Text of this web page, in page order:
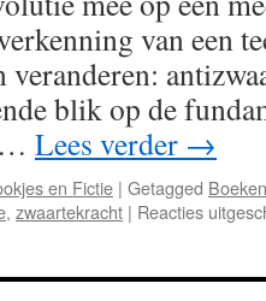
van een
veranderen:
blik op de
… Lees verder →
en Fictie | Getagged
, zwaartekracht | Reacties